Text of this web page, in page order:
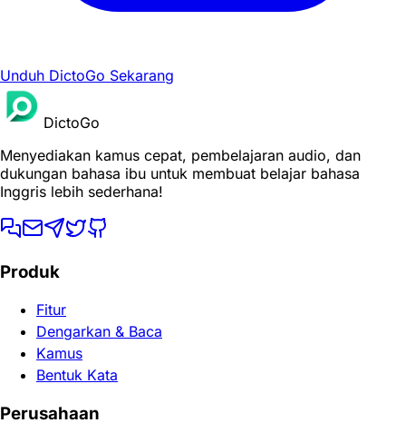
Unduh DictoGo Sekarang
DictoGo
Menyediakan kamus cepat, pembelajaran audio, dan
dukungan bahasa ibu untuk membuat belajar bahasa
Inggris lebih sederhana!
Produk
Fitur
Dengarkan & Baca
Kamus
Bentuk Kata
Perusahaan